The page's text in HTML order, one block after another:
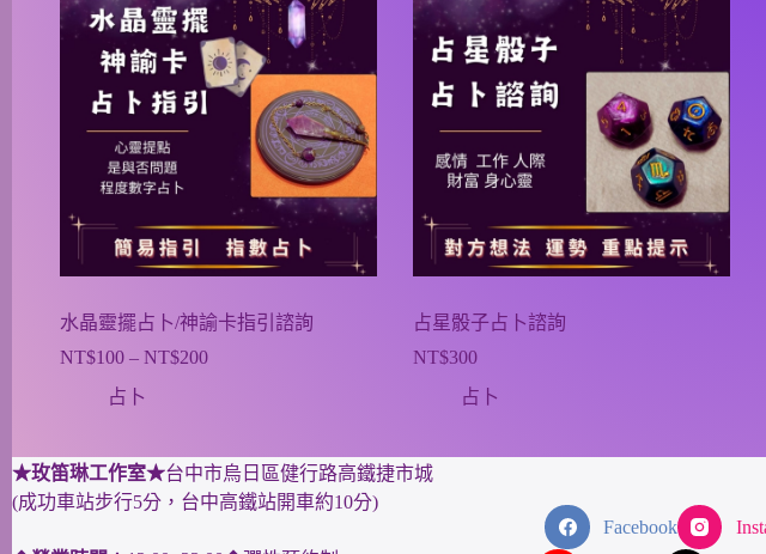
水晶靈擺占卜/神諭卡指引諮詢
NT$100 – NT$200
占卜
占星骰子占卜諮詢
NT$300
占卜
★玫笛琳工作室★台中市烏日區健行路高鐵捷市城
(成功車站步行5分，台中高鐵站開車約10分)
Facebook